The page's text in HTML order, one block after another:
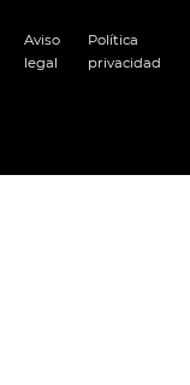
Aviso
legal
Política
privacidad